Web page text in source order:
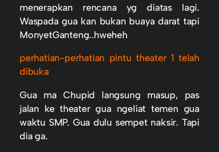
menerapkan rencana yg diatas lagi.
Waspada gua kan bukan buaya darat tapi
MonyetGanteng..hweheh
perhatian-perhatian pintu theater 1 telah
dibuka
Gua ma Chupid langsung masup, pas
jalan ke theater gua ngeliat temen gua
waktu SMP. Gua dulu sempet naksir. Tapi
dia ga.